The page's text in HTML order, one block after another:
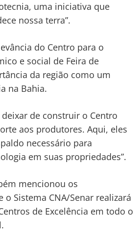
uma iniciativa que
nossa terra”.
do Centro para o
e social de Feira de
da região como um
na Bahia.
de construir o Centro
aos produtores. Aqui, eles
necessário para
em suas propriedades”.
mencionou os
Sistema CNA/Senar realizará
de Excelência em todo o